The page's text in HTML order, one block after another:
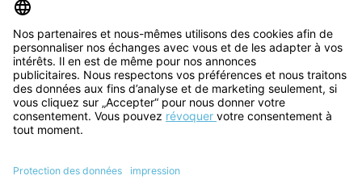
Révoquer un contrat
Informations
Aide & Contact